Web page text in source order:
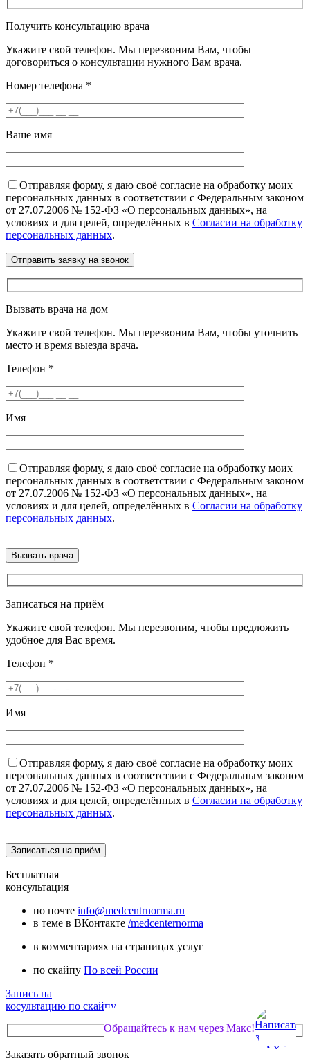
Получить консультацию врача
Укажите свой телефон. Мы перезвоним Вам, чтобы
договориться о консультации нужного Вам врача.
Номер телефона *
Ваше имя
Отправляя форму, я даю своё согласие на обработку моих
персональных данных в соответствии с Федеральным законом
от 27.07.2006 № 152-ФЗ «О персональных данных», на
условиях и для целей, определённых в Согласии на обработку
персональных данных.
Вызвать врача на дом
Укажите свой телефон. Мы перезвоним Вам, чтобы уточнить
место и время выезда врача.
Телефон *
Имя
Отправляя форму, я даю своё согласие на обработку моих
персональных данных в соответствии с Федеральным законом
от 27.07.2006 № 152-ФЗ «О персональных данных», на
условиях и для целей, определённых в Согласии на обработку
персональных данных.
Записаться на приём
Укажите свой телефон. Мы перезвоним, чтобы предложить
удобное для Вас время.
Телефон *
Имя
Отправляя форму, я даю своё согласие на обработку моих
персональных данных в соответствии с Федеральным законом
от 27.07.2006 № 152-ФЗ «О персональных данных», на
условиях и для целей, определённых в Согласии на обработку
персональных данных.
Бесплатная
консультация
по почте info@medcentrnorma.ru
в теме в ВКонтакте /medcenternorma
в комментариях на страницах услуг
по скайпу По всей России
Запись на
косультацию по скайпу
Заказать обратный звонок
Обращайтесь к нам через Макс!